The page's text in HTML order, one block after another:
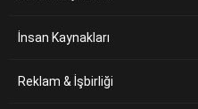
İnsan Kaynakları
Reklam & İşbirliği